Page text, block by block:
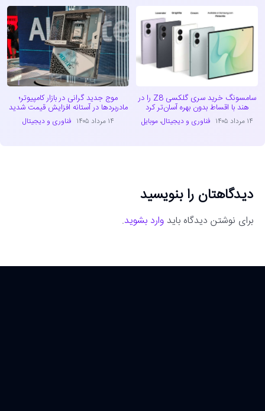
سامسونگ خرید سری گلکسی Z8 را در
هند با اقساط بدون بهره آسان‌تر کرد
۱۴ مرداد ۱۴۰۵ فناوری و دیجیتال،موبایل
موج جدید گرانی در بازار کامپیوتر؛
مادربردها در آستانه افزایش قیمت شدید
۱۴ مرداد ۱۴۰۵ فناوری و دیجیتال
دیدگاهتان را بنویسید
برای نوشتن دیدگاه باید وارد بشوید.